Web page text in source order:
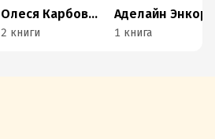
Олеся Карбовская
2 книги
Аделайн Энкор
1 книга